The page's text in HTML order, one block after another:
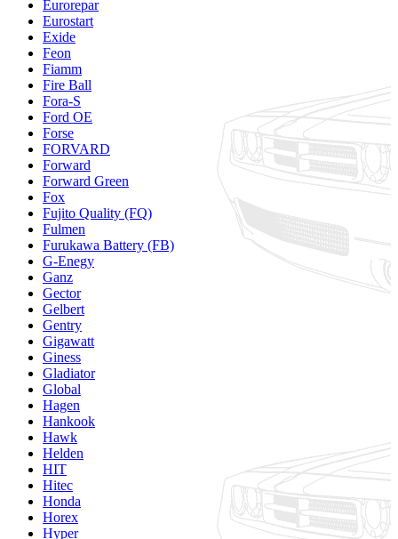
Eurorepar
Eurostart
Exide
Feon
Fiamm
Fire Ball
Fora-S
Ford OE
Forse
FORVARD
Forward
Forward Green
Fox
Fujito Quality (FQ)
Fulmen
Furukawa Battery (FB)
G-Enegy
Ganz
Gector
Gelbert
Gentry
Gigawatt
Giness
Gladiator
Global
Hagen
Hankook
Hawk
Helden
HIT
Hitec
Honda
Horex
Hyper